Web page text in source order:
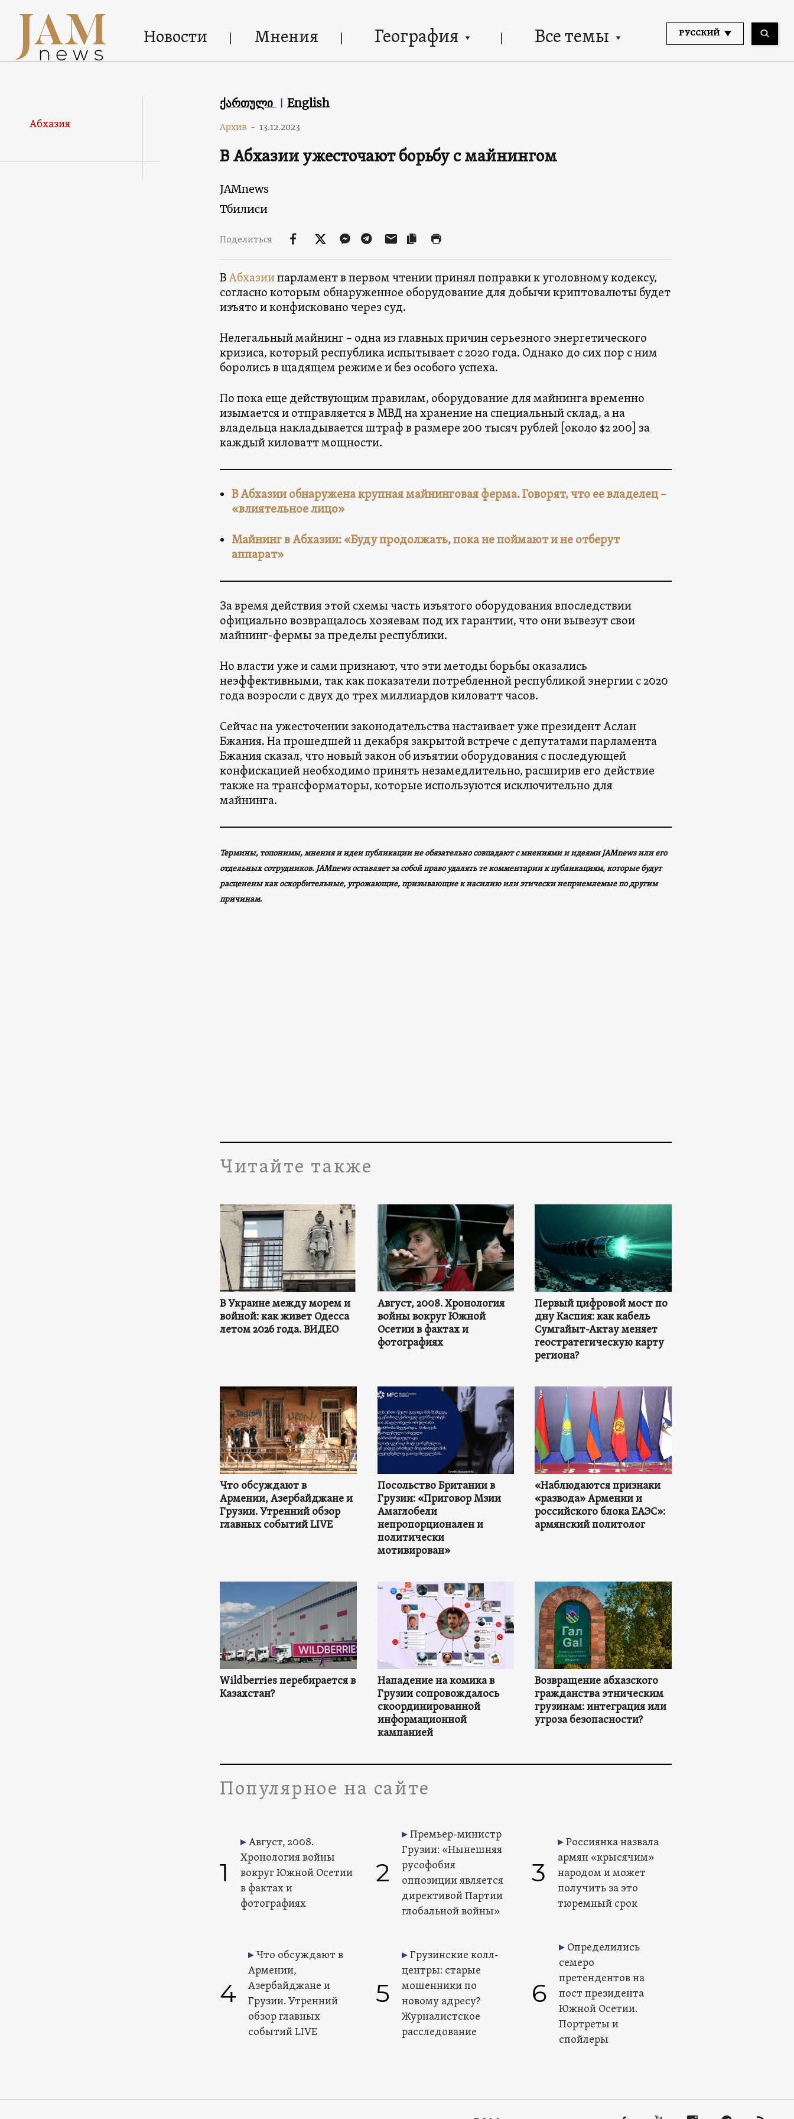
Новости Мнения География Все темы РУССКИЙ
Абхазия
ქართული English
Архив - 13.12.2023
В Абхазии ужесточают борьбу с майнингом
JAMnews
Тбилиси
Поделиться
ВАбхазиипарламент в первом чтении принял поправки к уголовному кодексу,
согласно которым обнаруженное оборудование для добычи криптовалюты будет
изъято и конфисковано через суд.
Нелегальный майнинг – одна из главных причин серьезного энергетического
кризиса, который республика испытывает с 2020 года. Однако до сих пор с ним
боролись в щадящем режиме и без особого успеха.
По пока еще действующим правилам, оборудование для майнинга временно
изымается и отправляется в МВД на хранение на специальный склад, а на
владельца накладывается штраф в размере 200 тысяч рублей [около $2 200] за
каждый киловатт мощности.
В Абхазии обнаружена крупная майнинговая ферма. Говорят, что ее владелец –
«влиятельное лицо»
Майнинг в Абхазии: «Буду продолжать, пока не поймают и не отберут
аппарат»
За время действия этой схемы часть изъятого оборудования впоследствии
официально возвращалось хозяевам под их гарантии, что они вывезут свои
майнинг-фермы за пределы республики.
Но власти уже и сами признают, что эти методы борьбы оказались
неэффективными, так как показатели потребленной республикой энергии с 2020
года возросли с двух до трех миллиардов киловатт часов.
Сейчас на ужесточении законодательства настаивает уже президент Аслан
Бжания. На прошедшей 11 декабря закрытой встрече с депутатами парламента
Бжания сказал, что новый закон об изъятии оборудования с последующей
конфискацией необходимо принять незамедлительно, расширив его действие
также на трансформаторы, которые используются исключительно для
майнинга.
Термины, топонимы, мнения и идеи публикации не обязательно совпадают с мнениями и идеями JAMnews или его
отдельных сотрудников. JAMnews оставляет за собой право удалять те комментарии к публикациям, которые будут
расценены как оскорбительные, угрожающие, призывающие к насилию или этически неприемлемые по другим
причинам.
Читайте также
В Украине между морем и
войной: как живет Одесса
летом 2026 года. ВИДЕО
Август, 2008. Хронология
войны вокруг Южной
Осетии в фактах и
фотографиях
Первый цифровой мост по
дну Каспия: как кабель
Сумгайыт-Актау меняет
геостратегическую карту
региона?
Что обсуждают в
Армении, Азербайджане и
Грузии. Утренний обзор
главных событий LIVE
Посольство Британии в
Грузии: «Приговор Мзии
Амаглобели
непропорционален и
политически
мотивирован»
«Наблюдаются признаки
«развода» Армении и
российского блока ЕАЭС»:
армянский политолог
Wildberries перебирается в
Казахстан?
Нападение на комика в
Грузии сопровождалось
скоординированной
информационной
кампанией
Возвращение абхазского
гражданства этническим
грузинам: интеграция или
угроза безопасности?
Популярное на сайте
1
Август, 2008.
Хронология войны
вокруг Южной Осетии
в фактах и
фотографиях
2
Премьер-министр
Грузии: «Нынешняя
русофобия
оппозиции является
директивой Партии
глобальной войны»
3
Россиянка назвала
армян «крысячим»
народом и может
получить за это
тюремный срок
4
Что обсуждают в
Армении,
Азербайджане и
Грузии. Утренний
обзор главных
событий LIVE
5
Грузинские колл-
центры: старые
мошенники по
новому адресу?
Журналистское
расследование
6
Определились
семеро
претендентов на
пост президента
Южной Осетии.
Портреты и
спойлеры